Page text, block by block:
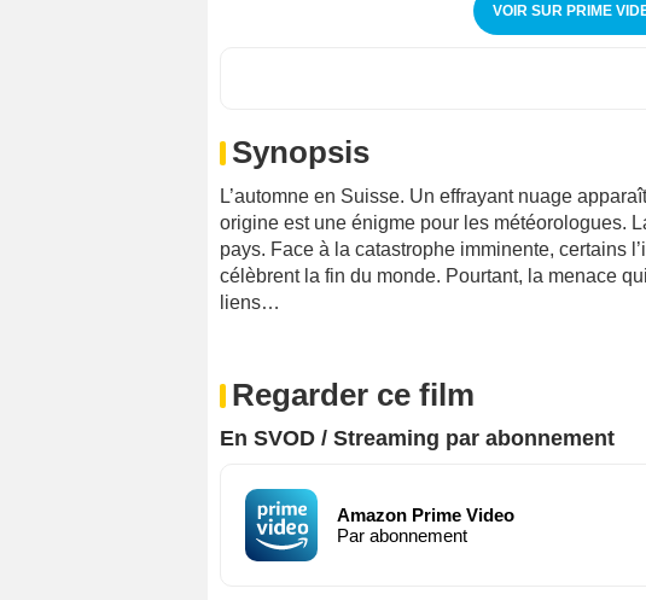
VOIR SUR PRIME
Synopsis
L’automne en Suisse. Un effrayant nuage
origine est une énigme pour les météorologues.
pays. Face à la catastrophe imminente, certains
célèbrent la fin du monde. Pourtant, la menace
liens…
Regarder ce film
En SVOD / Streaming par abonnement
Amazon Prime Video
Par abonnement